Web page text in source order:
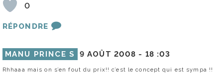
0
RÉPONDRE
MANU PRINCE S 9 AOÛT 2008 - 18 :03
Rhhaaa mais on s’en fout du prix!! c’est le concept qui est sympa !!